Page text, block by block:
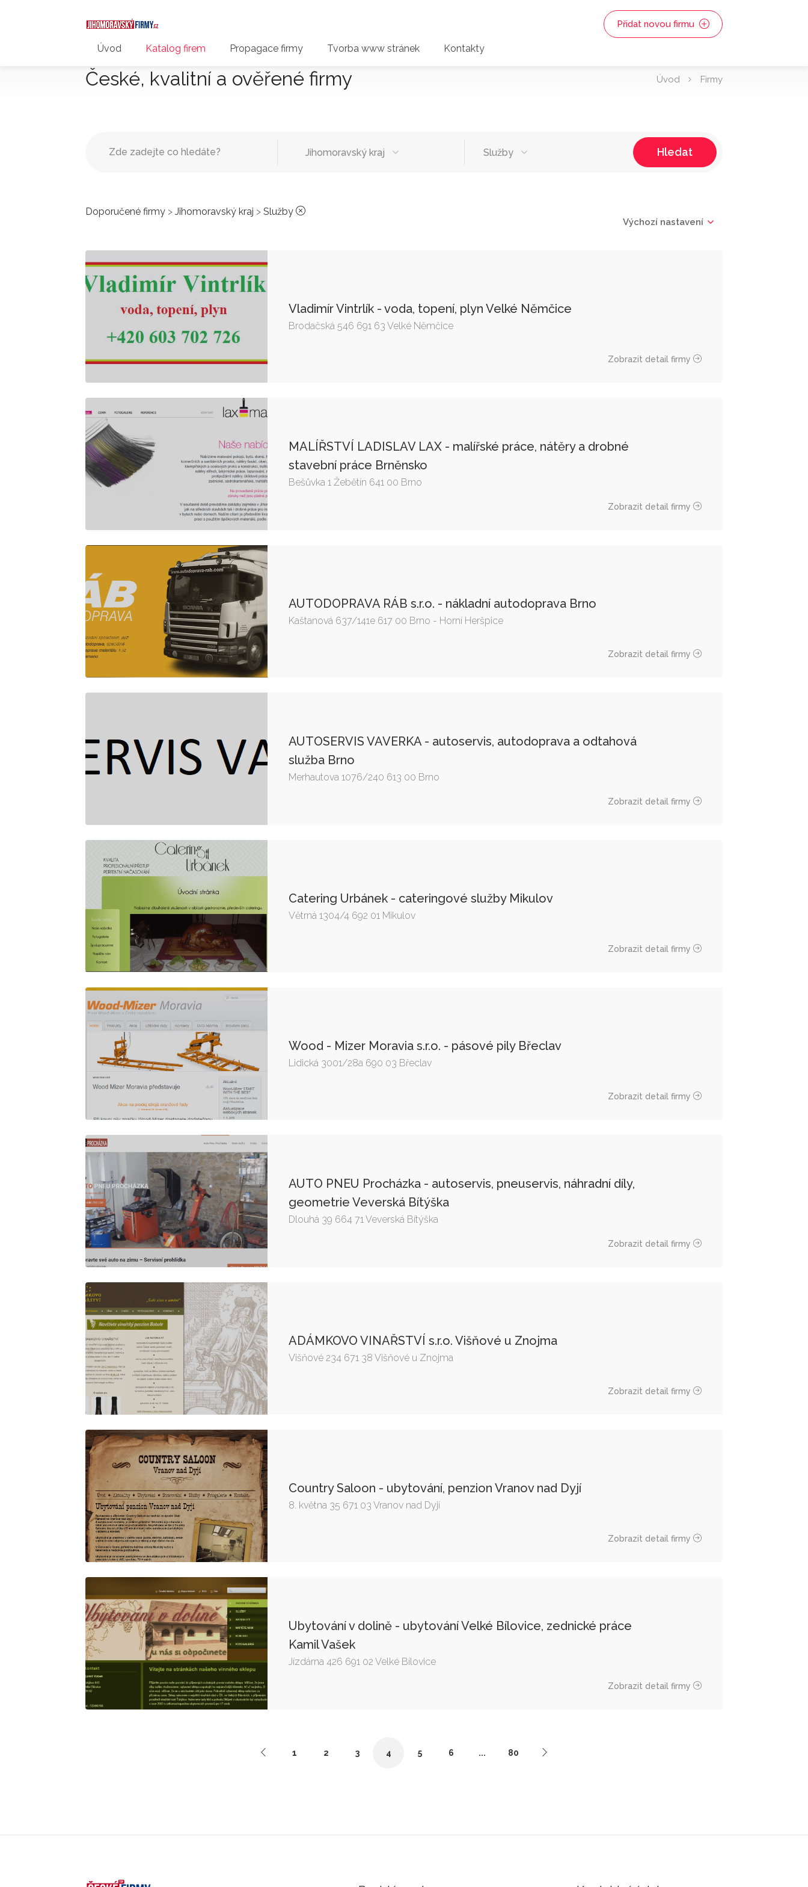
Úvod Katalog firem Propagace firmy Tvorba www stránek Kontakty
Přidat novou firmu
České, kvalitní a ověřené firmy Úvod Firmy
Jihomoravský kraj Služby Hledat
Doporučené firmy > Jihomoravský kraj > Služby
Výchozí nastavení
Vladimír Vintrlík - voda, topení, plyn Velké Němčice
Brodačská 546 691 63 Velké Němčice
Zobrazit detail firmy
MALÍŘSTVÍ LADISLAV LAX - malířské práce, nátěry a drobné
stavební práce Brněnsko
Bešůvka 1 Žebětín 641 00 Brno
Zobrazit detail firmy
AUTODOPRAVA RÁB s.r.o. - nákladní autodoprava Brno
Kaštanová 637/141e 617 00 Brno - Horní Heršpice
Zobrazit detail firmy
AUTOSERVIS VAVERKA - autoservis, autodoprava a odtahová
služba Brno
Merhautova 1076/240 613 00 Brno
Zobrazit detail firmy
Catering Urbánek - cateringové služby Mikulov
Větrná 1304/4 692 01 Mikulov
Zobrazit detail firmy
Wood - Mizer Moravia s.r.o. - pásové pily Břeclav
Lidická 3001/28a 690 03 Břeclav
Zobrazit detail firmy
AUTO PNEU Procházka - autoservis, pneuservis, náhradní díly,
geometrie Veverská Bítýška
Dlouhá 39 664 71 Veverská Bítýška
Zobrazit detail firmy
ADÁMKOVO VINAŘSTVÍ s.r.o. Višňové u Znojma
Višňové 234 671 38 Višňové u Znojma
Zobrazit detail firmy
Country Saloon - ubytování, penzion Vranov nad Dyjí
8. května 35 671 03 Vranov nad Dyjí
Zobrazit detail firmy
Ubytování v dolině - ubytování Velké Bílovice, zednické práce
Kamil Vašek
Jízdárna 426 691 02 Velké Bílovice
Zobrazit detail firmy
1 2 3 4 5 6 ... 80